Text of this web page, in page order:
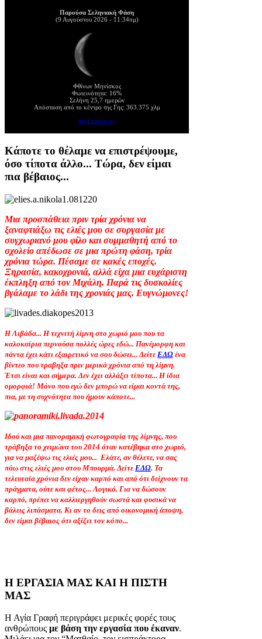
Παρούσα Σεληνιακή Φάση
(9 Αυγούστου 2026 - 11:34πμ)
Φθίνων Μηνίσκος
Φωτεινότητα: 16%
Σελήνη 25,7 ημερών
Απόσταση από το κέντρο της Γης: 363.375 χλμ
mykosmos.gr
Κάποτε το θέλαμε να επιστρέψουμε,
όσο τίποτα άλλο... Τώρα, δεν είμαι
πια βέβαιος...
Μια προσπάθεια πριν τρία χρόνια να
ξαναφτιάξω τις ελιές μου σε συργασία με
συγχωριανό μου φίλο και συμμαθητή από το
σχολείο απέδωσε σε μια πρώτη φάση, τρία
χρόνια τώρα. Πέσαμε σε κακές εποχές.
Ξηρασία, κακοχρονιά, αλλά είχα μια ευχάριστη
έκπληξη από τον Μιχάλη. Παρά τις δυσκολίες
βγάλαμε το λάδι της χρονιάς μας. Ευγνώμονες!
Η Λιβάδα... Η τεχνιτή λίμνη στο χωριό μου που τα
καλοκαίρια περνούσα πολλές ώρες εδώ... Πανέμορφη και
πάντα έχει κάτι εξαιρετικό να σου δώσει... Δείτε ΕΔΩ ένα
βίντεο που τραβηξα πριν μερικά χρόνια από τη λίμνη.
Έτσι είναι και σήμερα. Δεν έχει αλλάξει τίποτα... Η ίδια
ομορφιά! Μόνο που εγώ δεν μπορώ να είμαι κοντά της,
πια, με τη συχνότητα που ήμουν κάποτε...
Ιδού και μια πανοραμική φωτογραφία της λίμνης, που
τράβηξα το χειμώνα του 2014 όταν κατέβηκα στο χωριό,
για να μαζέψω τις ελιές μου... Ελάτε, αν θέλετε, να σας
πάω στις ελιές μου στου Μπουρμά. Δείτε ΕΔΩ. Τα
τελευταία χρόνια δεν είχαν καρπό και από ότι δείχνουν τα
πράγματα, ούτε και φέτος... Λογικό. Για να δώσουν
καρπό, πρέπει να καλλιεργηθούν σωστά και φυσικά να
βάλεις λιπάσματα. Κι αν το δεις από οικονομική άποψη,
δεν είμαι βέβαιος ότι αξίζει τον κόπο...
Η ΕΡΓΑΣΙΑ ΜΑΣ ΚΑΙ Η ΠΙΣΤΗ
ΜΑΣ
Η Αγία Γραφή περιγράφει μερικές φορές τους
ανθρώπους με βάση την εργασία που έκαναν.